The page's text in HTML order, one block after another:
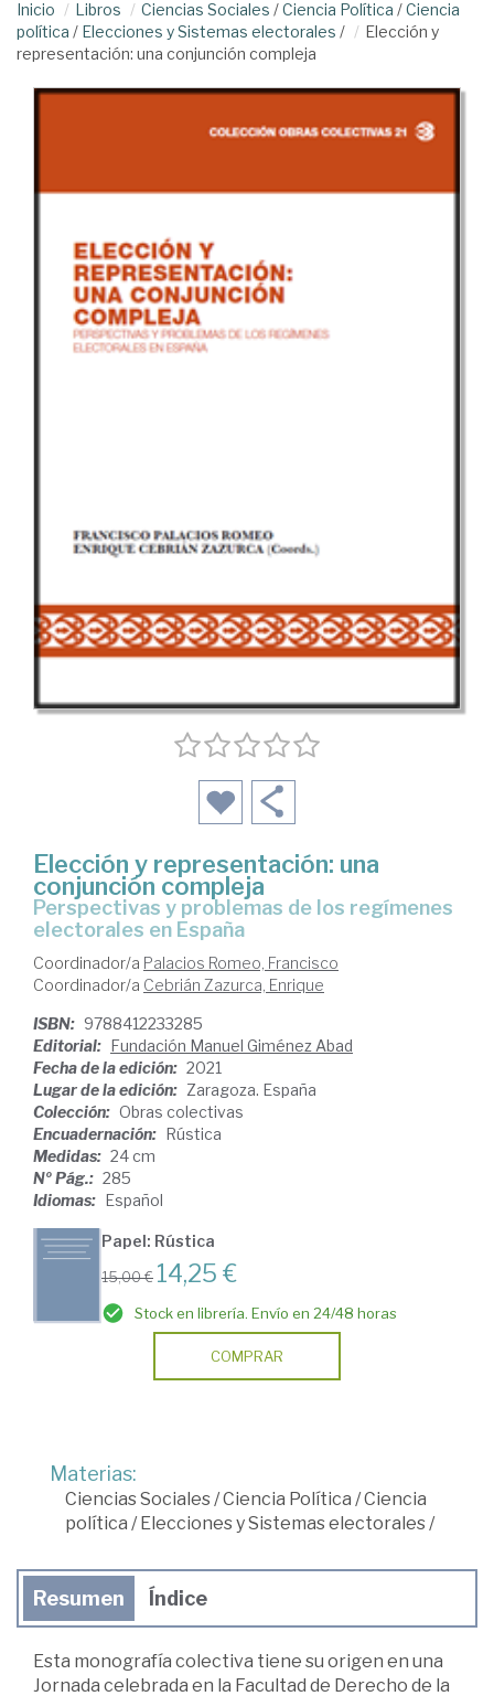
Inicio Libros Ciencias Sociales /Ciencia Política /Ciencia
política / Elecciones y Sistemas electorales /
Elección y
representación: una conjunción compleja
Elección y representación: una
conjunción compleja
Perspectivas y problemas de los regímenes
electorales en España
Coordinador/a Palacios Romeo, Francisco
Coordinador/a Cebrián Zazurca, Enrique
ISBN: 9788412233285
Editorial: Fundación Manuel Giménez Abad
Fecha de la edición: 2021
Lugar de la edición: Zaragoza. España
Colección: Obras colectivas
Encuadernación: Rústica
Medidas: 24 cm
Nº Pág.: 285
Idiomas: Español
Papel: Rústica
15,00 € 14,25 €
Stock en librería. Envío en 24/48 horas
COMPRAR
Materias:
Ciencias Sociales/Ciencia Política /Ciencia
política /Elecciones y Sistemas electorales/
Resumen Índice
Esta monografía colectiva tiene su origen en una
Jornada celebrada en la Facultad de Derecho de la